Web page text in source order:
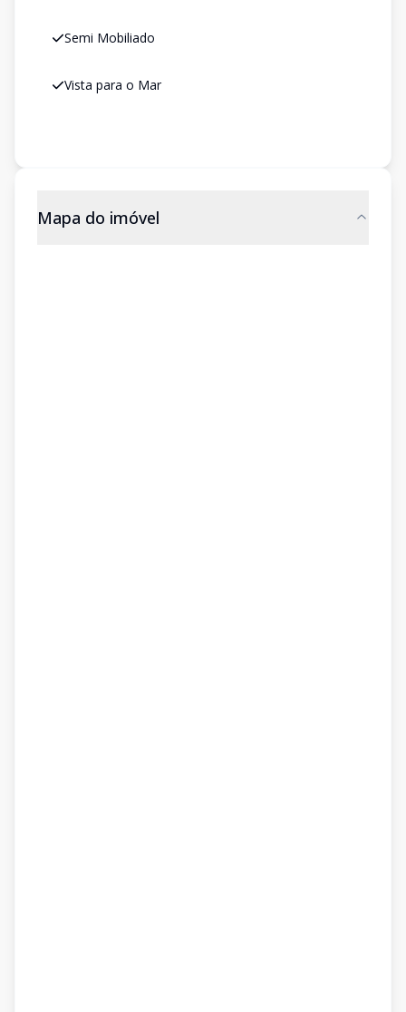
Semi Mobiliado
Vista para o Mar
Mapa do imóvel